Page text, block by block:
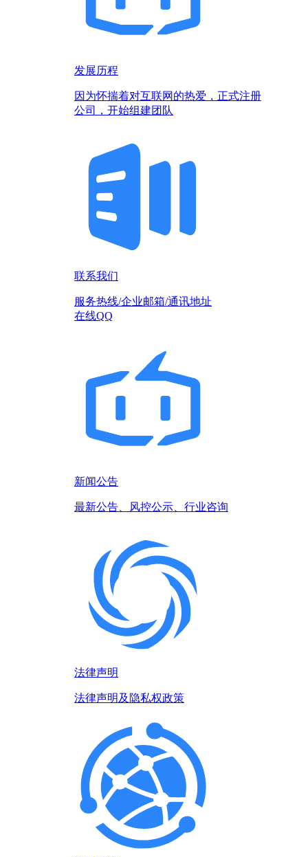
发展历程
因为怀揣着对互联网的热爱，正式注册
公司，开始组建团队
联系我们
服务热线/企业邮箱/通讯地址
在线QQ
新闻公告
最新公告、风控公示、行业咨询
法律声明
法律声明及隐私权政策